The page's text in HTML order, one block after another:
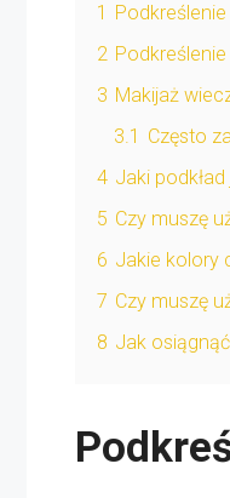
1
2
3 Makijaż
3.1 Często
4 Jaki
5 Czy muszę
6 Jakie kolory
7 Czy muszę
8 Jak